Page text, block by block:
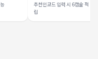
추천인코드 입력 시 6캡슐 적
립